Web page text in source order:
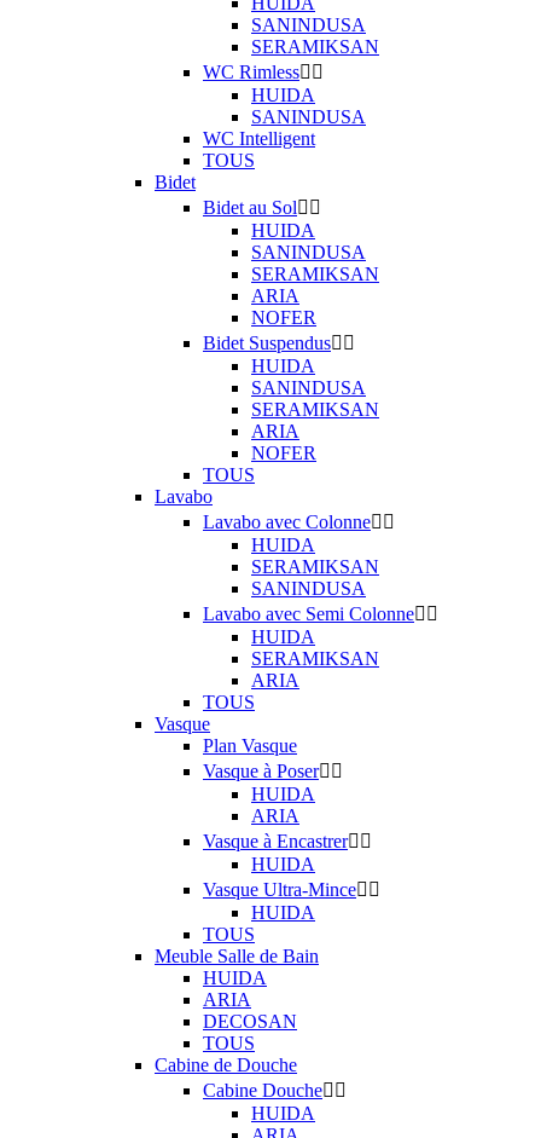
SANINDUSA
SERAMIKSAN
WC Rimless 
HUIDA
SANINDUSA
WC Intelligent
TOUS
Bidet
Bidet au Sol 
HUIDA
SANINDUSA
SERAMIKSAN
ARIA
NOFER
Bidet Suspendus 
HUIDA
SANINDUSA
SERAMIKSAN
ARIA
NOFER
TOUS
Lavabo
Lavabo avec Colonne 
HUIDA
SERAMIKSAN
SANINDUSA
Lavabo avec Semi Colonne 
HUIDA
SERAMIKSAN
ARIA
TOUS
Vasque
Plan Vasque
Vasque à Poser 
HUIDA
ARIA
Vasque à Encastrer 
HUIDA
Vasque Ultra-Mince 
HUIDA
TOUS
Meuble Salle de Bain
HUIDA
ARIA
DECOSAN
TOUS
Cabine de Douche
Cabine Douche 
HUIDA